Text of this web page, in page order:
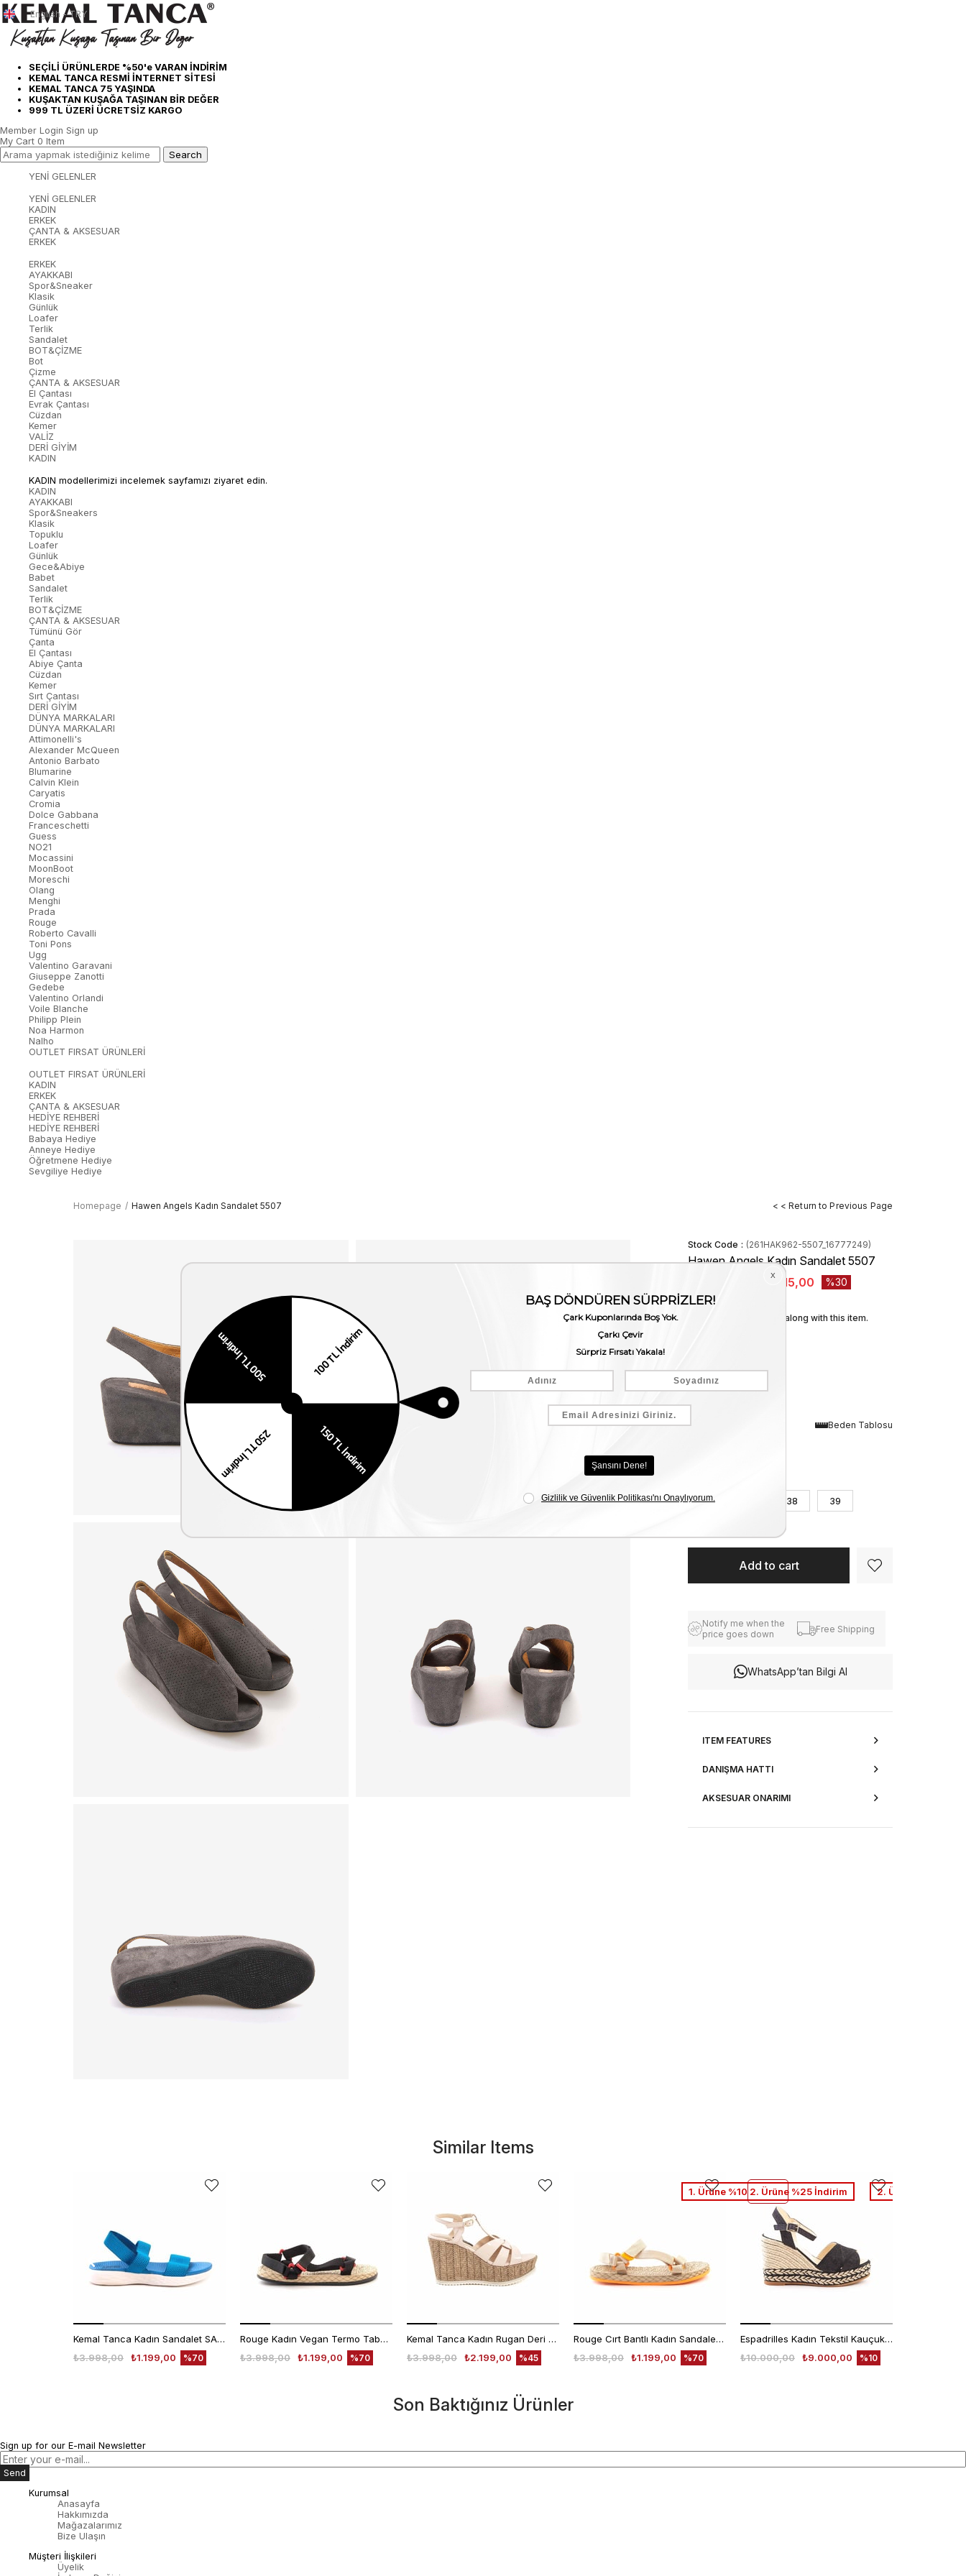
SEÇİLİ ÜRÜNLERDE %50'e VARAN İNDİRİM
KEMAL TANCA RESMİ İNTERNET SİTESİ
KEMAL TANCA 75 YAŞINDA
KUŞAKTAN KUŞAĞA TAŞINAN BİR DEĞER
999 TL ÜZERİ ÜCRETSİZ KARGO
English - TRY
Member Login Sign up
My Cart 0 Item
YENİ GELENLER
YENİ GELENLER
KADIN
ERKEK
ÇANTA & AKSESUAR
ERKEK
ERKEK
AYAKKABI
Spor&Sneaker
Klasik
Günlük
Loafer
Terlik
Sandalet
BOT&ÇİZME
Bot
Çizme
ÇANTA & AKSESUAR
El Çantası
Evrak Çantası
Cüzdan
Kemer
VALİZ
DERİ GİYİM
KADIN
KADIN modellerimizi incelemek sayfamızı ziyaret edin.
KADIN
AYAKKABI
Spor&Sneakers
Klasik
Topuklu
Loafer
Günlük
Gece&Abiye
Babet
Sandalet
Terlik
BOT&ÇİZME
ÇANTA & AKSESUAR
Tümünü Gör
Çanta
El Çantası
Abiye Çanta
Cüzdan
Kemer
Sırt Çantası
DERİ GİYİM
DÜNYA MARKALARI
DÜNYA MARKALARI
Attimonelli's
Alexander McQueen
Antonio Barbato
Blumarine
Calvin Klein
Caryatis
Cromia
Dolce Gabbana
Franceschetti
Guess
NO21
Mocassini
MoonBoot
Moreschi
Olang
Menghi
Prada
Rouge
Roberto Cavalli
Toni Pons
Ugg
Valentino Garavani
Giuseppe Zanotti
Gedebe
Valentino Orlandi
Voile Blanche
Philipp Plein
Noa Harmon
Nalho
OUTLET FIRSAT ÜRÜNLERİ
OUTLET FIRSAT ÜRÜNLERİ
KADIN
ERKEK
ÇANTA & AKSESUAR
HEDİYE REHBERİ
HEDİYE REHBERİ
Babaya Hediye
Anneye Hediye
Öğretmene Hediye
Sevgiliye Hediye
Homepage Hawen Angels Kadın Sandalet 5507 < < Return to Previous Page
Stock Code (261HAK962-5507_16777249)
Hawen Angels Kadın Sandalet 5507
₺7.315,00 30
We recommend these along with this item.
Beden Tablosu
Renk
36 38
39
Notify me when the
price goes down
Free Shipping
WhatsApp’tan Bilgi Al
ITEM FEATURES
DANIŞMA HATTI
AKSESUAR ONARIMI
Similar Items
Kemal Tanca Kadın Sandalet SANDALET
₺1.199,00
₺3.998,00 %70
Rouge Kadın Vegan Termo Taban Siyah Sandalet Ayakkabı
₺1.199,00
₺3.998,00 %70
Kemal Tanca Kadın Rugan Deri Neolit Taban Pudra Sandalet
₺2.199,00
₺3.998,00 %45
Rouge Cırt Bantlı Kadın Sandalet 1001
₺1.199,00
₺3.998,00 %70
Espadrilles Kadın Tekstil Kauçuk Taban Negro Sandalet
₺9.000,00
₺10.000,00 %10
1. Ürüne %10 2. Ürüne %25 İndirim 2. Ürüne %50 Net
Son Baktığınız Ürünler
Sign up for our E-mail Newsletter
Send
Kurumsal
Anasayfa
Hakkımızda
Mağazalarımız
Bize Ulaşın
Müşteri İlişkileri
Üyelik